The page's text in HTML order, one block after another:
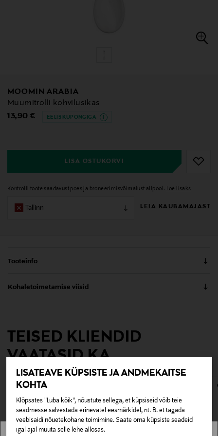
LISATEAVE KÜPSISTE JA ANDMEKAITSE
KOHTA
Klõpsates "Luba kõik", nõustute sellega, et küpsiseid võib teie
seadmesse salvestada erinevatel eesmärkidel, nt. B. et tagada
veebisaidi nõuetekohane toimimine. Saate oma küpsiste seadeid
igal ajal muuta selle lehe allosas.
MOOMIN ARABIA
Muumitrolli kohvilusikas
Original Price
13,90 € EELIS KUPONGIGA
LISA OSTUKORVI
Kontrolli toote saadavust poes ja broneerimisvõimalust allpool. Loe lisaks
Tallinn LEIA KAUBAMAJAST
Tooteinfo
Kohvilusikat kaunistab tuttav Muumitroll.
Tootenumber
112356255
Materjal
Tootjamaa
VIETNAM
Kohaletoimetamise viisid
Tarnimine pakiautomaati või postkontorisse
TEISED KLIENDID
VAATASID KA